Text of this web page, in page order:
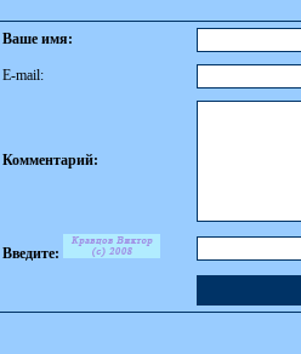
Ваше имя:
E-mail:
Комментарий:
Введите: